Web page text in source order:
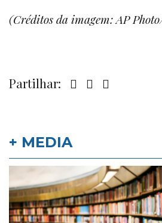
(Créditos da imagem: AP
Partilhar:
+ MEDIA